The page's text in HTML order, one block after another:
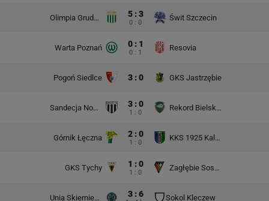
Olimpia Grudziądz 5 : 3
0 : 0
Świt Szczecin
Warta Poznań 0 : 1
0 : 1
Resovia
Pogoń Siedlce 3 : 0 GKS Jastrzębie
Sandecja Nowy Sącz 3 : 0
1 : 0
Rekord Bielsko-Biała
Górnik Łęczna 2 : 0
1 : 0
KKS 1925 Kalisz
GKS Tychy 1 : 0
1 : 0
Zagłębie Sosnowiec
Unia Skierniewice 3 : 6 Sokol Kleczew